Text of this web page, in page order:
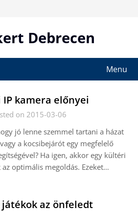
Debrecen
Menu
kamera előnyei
on 2015-03-06
jó lenne szemmel tartani a házat
a kocsibejárót egy megfelelő
Ha igen, akkor egy kültéri
az optimális megoldás. Ezeket…
játékok az önfeledt